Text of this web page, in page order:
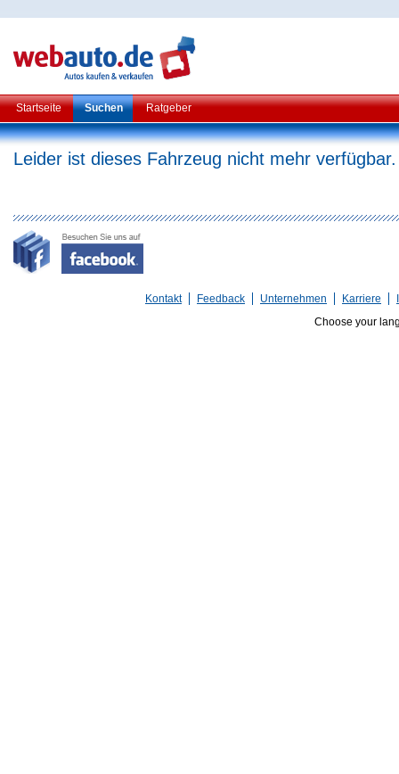
Startseite Suchen Ratgeber
Leider ist dieses Fahrzeug nicht mehr verfügbar.
Kontakt Feedback Unternehmen Karriere
Choose your